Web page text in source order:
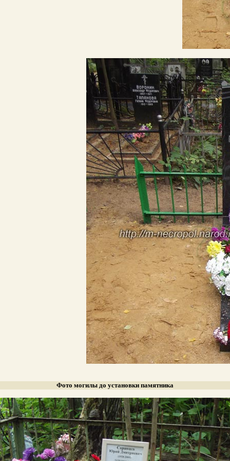
Фото могилы до установки памятника